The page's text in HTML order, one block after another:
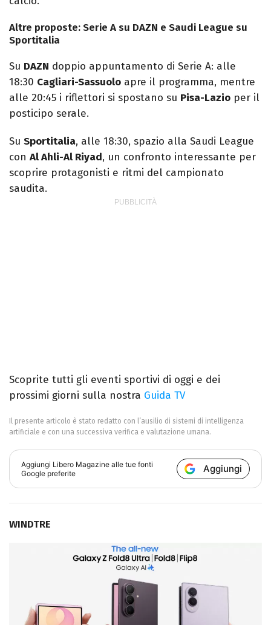
Altre proposte: Serie A su DAZN e Saudi League su
Sportitalia
Su DAZN doppio appuntamento di Serie A: alle
18:30 Cagliari-Sassuolo apre il programma, mentre
alle 20:45 i riflettori si spostano su Pisa-Lazio per il
posticipo serale.
Su Sportitalia, alle 18:30, spazio alla Saudi League
con Al Ahli-Al Riyad, un confronto interessante per
scoprire protagonisti e ritmi del campionato
saudita.
Scoprite tutti gli eventi sportivi di oggi e dei
prossimi giorni sulla nostra Guida TV
Il presente articolo è stato redatto con l’ausilio di sistemi di intelligenza
artificiale e con una successiva verifica e valutazione umana.
Aggiungi Libero Magazine alle tue fonti
Google preferite
Aggiungi
WINDTRE